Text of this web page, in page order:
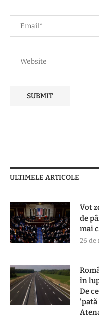
ULTIMELE ARTICOLE
Vot
de
mai
26 de
în
De